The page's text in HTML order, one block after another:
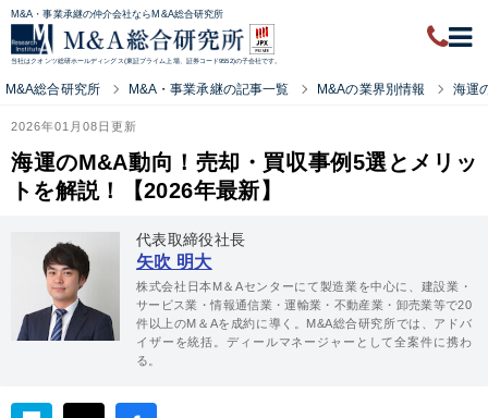
M&A・事業承継の仲介会社ならM&A総合研究所
当社はクオンツ総研ホールディングス(東証プライム上場、証券コード9552)の子会社です。
M&A総合研究所 M&A・事業承継の記事一覧 M&Aの業界別情報 海運
2026年01月08日更新
海運のM&A動向！売却・買収事例5選とメリッ
トを解説！【2026年最新】
代表取締役社長
矢吹 明大
株式会社日本M＆Aセンターにて製造業を中心に、建設業・
サービス業・情報通信業・運輸業・不動産業・卸売業等で20
件以上のM＆Aを成約に導く。M&A総合研究所では、アドバ
イザーを統括。ディールマネージャーとして全案件に携わ
る。